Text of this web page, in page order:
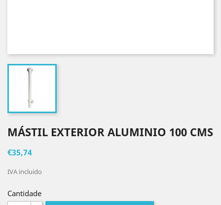
MÁSTIL EXTERIOR ALUMINIO 100 CMS
€35,74
IVA incluido
Cantidade